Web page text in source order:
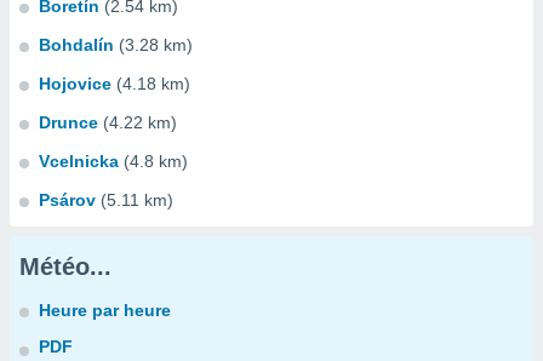
Boretín (2.54 km)
Bohdalín (3.28 km)
Hojovice (4.18 km)
Drunce (4.22 km)
Vcelnicka (4.8 km)
Psárov (5.11 km)
Météo...
Heure par heure
PDF